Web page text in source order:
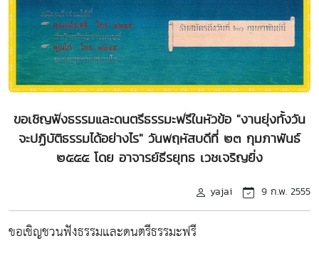
ขอเชิญฟังธรรมและดนตรีธรรมะฟรีในหัวข้อ "งานยุ่งทั้งวัน
จะปฏิบัติธรรมได้อย่างไร" วันพฤหัสบดีที่ ๒๓ กุมภาพันธ์
๒๕๕๕ โดย อาจารย์ธีรยุทธ เวชเจริญยิ่ง
yajai 9 ก.พ. 2555
ขอเชิญชวนฟังธรรมและดนตรีธรรมะฟรี